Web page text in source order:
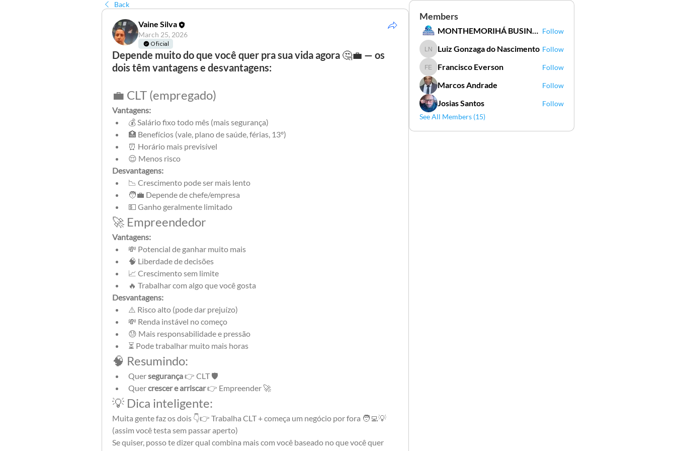
Back
Vaine Silva
March 25, 2026
Oficial
Depende muito do que você quer pra sua vida agora 🤔💼 — os
dois têm vantagens e desvantagens:
💼 CLT (empregado)
Vantagens:
💰 Salário fixo todo mês (mais segurança)
🏥 Benefícios (vale, plano de saúde, férias, 13º)
⏰ Horário mais previsível
😌 Menos risco
Desvantagens:
📉 Crescimento pode ser mais lento
🧑‍💼 Depende de chefe/empresa
💵 Ganho geralmente limitado
🚀 Empreendedor
Vantagens:
💸 Potencial de ganhar muito mais
🧠 Liberdade de decisões
📈 Crescimento sem limite
🔥 Trabalhar com algo que você gosta
Desvantagens:
⚠️ Risco alto (pode dar prejuízo)
💸 Renda instável no começo
😓 Mais responsabilidade e pressão
⏳ Pode trabalhar muito mais horas
🧠 Resumindo:
Quer segurança 👉 CLT 🛡️
Quer crescer e arriscar 👉 Empreender 🚀
💡 Dica inteligente:
Muita gente faz os dois 👇👉 Trabalha CLT + começa um negócio por fora 🧑‍💻💡
(assim você testa sem passar aperto)
Se quiser, posso te dizer qual combina mais com você baseado no que você quer
Members
MONTHEMORIHÁ BUSINESSCLUB Follow
Luiz Gonzaga do Nascimento
Luiz Gonzaga do Nascimento Follow
Francisco Everson
Francisco Everson Follow
Marcos Andrade Follow
Josias Santos
Follow
See All Members (15)